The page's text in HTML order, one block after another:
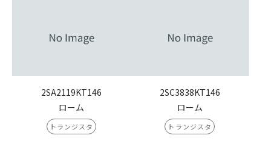
2SA2119KT146
ローム
トランジスタ
2SC3838KT146
ローム
トランジスタ